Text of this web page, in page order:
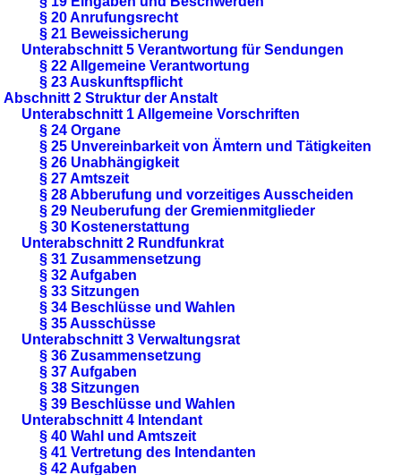
§ 20 Anrufungsrecht
§ 21 Beweissicherung
Unterabschnitt 5 Verantwortung für Sendungen
§ 22 Allgemeine Verantwortung
§ 23 Auskunftspflicht
Abschnitt 2 Struktur der Anstalt
Unterabschnitt 1 Allgemeine Vorschriften
§ 24 Organe
§ 25 Unvereinbarkeit von Ämtern und Tätigkeiten
§ 26 Unabhängigkeit
§ 27 Amtszeit
§ 28 Abberufung und vorzeitiges Ausscheiden
§ 29 Neuberufung der Gremienmitglieder
§ 30 Kostenerstattung
Unterabschnitt 2 Rundfunkrat
§ 31 Zusammensetzung
§ 32 Aufgaben
§ 33 Sitzungen
§ 34 Beschlüsse und Wahlen
§ 35 Ausschüsse
Unterabschnitt 3 Verwaltungsrat
§ 36 Zusammensetzung
§ 37 Aufgaben
§ 38 Sitzungen
§ 39 Beschlüsse und Wahlen
Unterabschnitt 4 Intendant
§ 40 Wahl und Amtszeit
§ 41 Vertretung des Intendanten
§ 42 Aufgaben